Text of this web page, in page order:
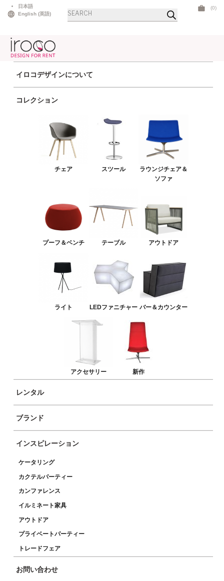
日本語
English (英語)
Products
search
(0)
イロコデザインについて
コレクション
チェア スツール
ラウンジチェア＆
ソファ
プーフ＆ベンチ テーブル アウトドア
ライト LEDファニチャー バー＆カウンター
アクセサリー 新作
レンタル
ブランド
インスピレーション
ケータリング
カクテルパーティー
カンファレンス
イルミネート家具
アウトドア
プライベートパーティー
トレードフェア
お問い合わせ
ラウンジチェア＆ソファ
LEDファニチャー
商品イメージ